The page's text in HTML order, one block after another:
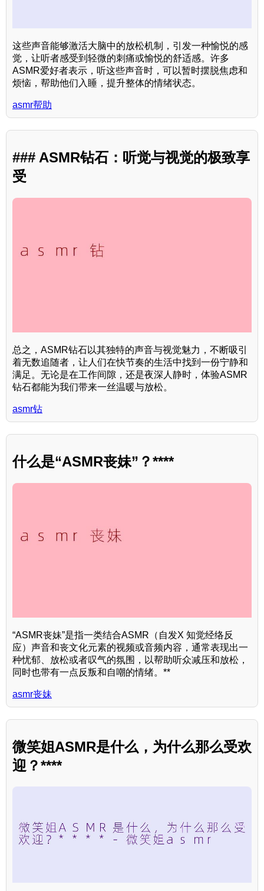
这些声音能够激活大脑中的放松机制，引发一种愉悦的感
觉，让听者感受到轻微的刺痛或愉悦的舒适感。许多
ASMR爱好者表示，听这些声音时，可以暂时摆脱焦虑和
烦恼，帮助他们入睡，提升整体的情绪状态。
asmr帮助
### ASMR钻石：听觉与视觉的极致享
受
总之，ASMR钻石以其独特的声音与视觉魅力，不断吸引
着无数追随者，让人们在快节奏的生活中找到一份宁静和
满足。无论是在工作间隙，还是夜深人静时，体验ASMR
钻石都能为我们带来一丝温暖与放松。
asmr钻
什么是“ASMR丧妹”？****
“ASMR丧妹”是指一类结合ASMR（自发X 知觉经络反
应）声音和丧文化元素的视频或音频内容，通常表现出一
种忧郁、放松或者叹气的氛围，以帮助听众减压和放松，
同时也带有一点反叛和自嘲的情绪。**
asmr丧妹
微笑姐ASMR是什么，为什么那么受欢
迎？****